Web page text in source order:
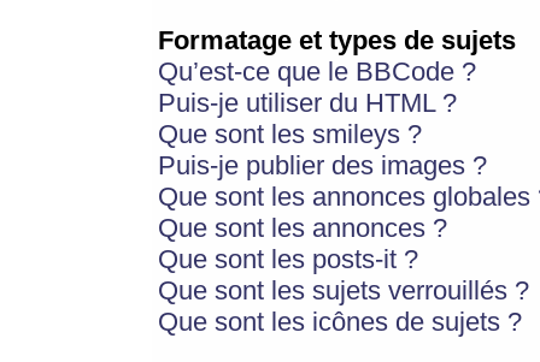
Formatage et types de sujets
Qu’est-ce que le BBCode ?
Puis-je utiliser du HTML ?
Que sont les smileys ?
Puis-je publier des images ?
Que sont les annonces globales
Que sont les annonces ?
Que sont les posts-it ?
Que sont les sujets verrouillés ?
Que sont les icônes de sujets ?